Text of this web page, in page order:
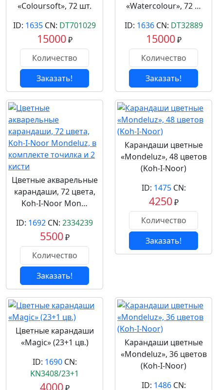
«Coloursoft», 72 шт.
ID: 1635 CN: DT701029
15000₽
Заказать!
«Watercolour», 72 …
ID: 1636CN: DT32889
15000₽
Заказать!
Цветные акварельные
карандаши, 72 цвета,
Koh-I-Noor Mon…
ID: 1692 CN: 2334239
5500₽
Заказать!
Карандаши цветные
«Mondeluz», 48 цветов
(Koh-I-Noor)
ID: 1475CN:
4250₽
Заказать!
Цветные карандаши
«Magic» (23+1 цв.)
ID: 1690CN:
KN3408/23+1
4000
Карандаши цветные
«Mondeluz», 36 цветов
(Koh-I-Noor)
ID: 1486CN: